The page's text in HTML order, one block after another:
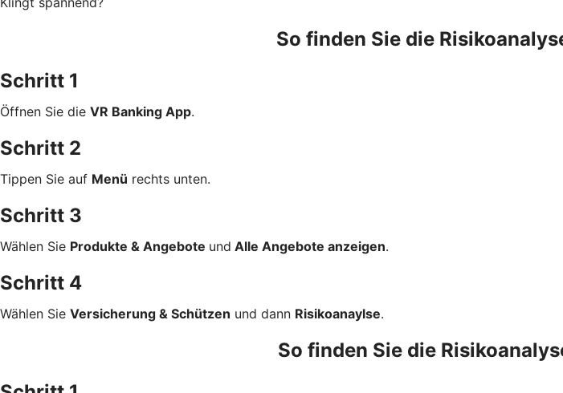
So finden Sie die
Schritt 1
Öffnen Sie die VR Banking App.
Schritt 2
Tippen Sie auf Menü rechts unten.
Schritt 3
Wählen Sie Produkte & Angebote und Alle Angebote anzeigen.
Schritt 4
Wählen Sie Versicherung & Schützen und dann Risikoanaylse.
So finden Sie die